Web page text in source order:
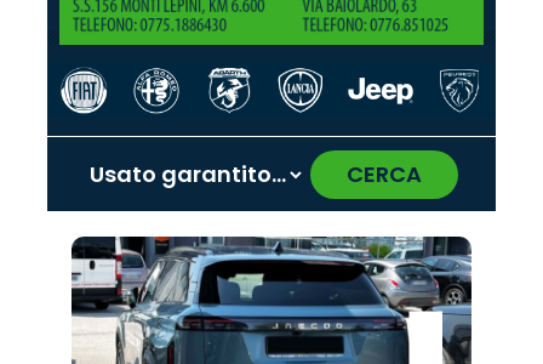
CERCA
Promo
Hyundai
Promo
Lancia
Promo
Alfa
Romeo
Promo
Omoda
Promo
Opel
Promo
Land
Rover
Promo
Citroën
Promo
Mazda
Promo
Fiat
Promo
Abarth
Promo
Cupra
Promo
Jaecoo
Promo
Jeep
Promo
Peugeot
Promo
Seat
‹ ›